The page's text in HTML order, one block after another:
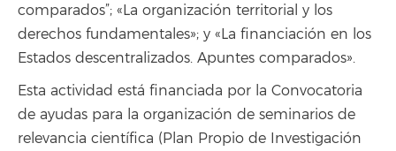
comparados”; «La organización territorial y los
derechos fundamentales»; y «La financiación en los
Estados descentralizados. Apuntes comparados».
Esta actividad está financiada por la Convocatoria
de ayudas para la organización de seminarios de
relevancia científica (Plan Propio de Investigación